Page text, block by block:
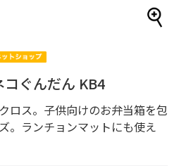
ぐんだん KB4
ロス。子供向けのお弁当箱を包
。ランチョンマットにも使え